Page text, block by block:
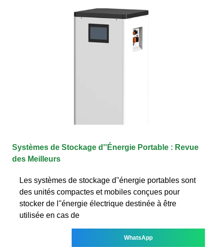
Systèmes de Stockage d''Énergie Portable : Revue
des Meilleurs
Les systèmes de stockage d''énergie portables sont
des unités compactes et mobiles conçues pour
stocker de l''énergie électrique destinée à être
utilisée en cas de
WhatsApp